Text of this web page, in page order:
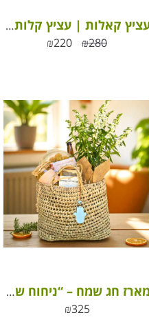
עציץ קאלות | עציץ קלות צבעוני בכלי
₪280
₪220
מארז חג שמח – “ניחוח של חג, טעם של טבע”
₪325